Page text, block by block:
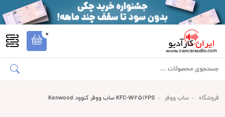
0
فروشگاه ساب ووفر KFC-W2516PS ساب ووفر کنوود Kenwood